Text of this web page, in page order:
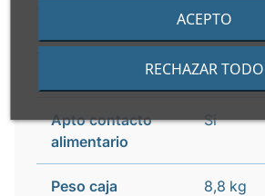
RECHAZAR TODO
ACEPTO
Diámetro fondo 56mm
Apto contacto
alimentario
Si
Peso caja 8,8 kg